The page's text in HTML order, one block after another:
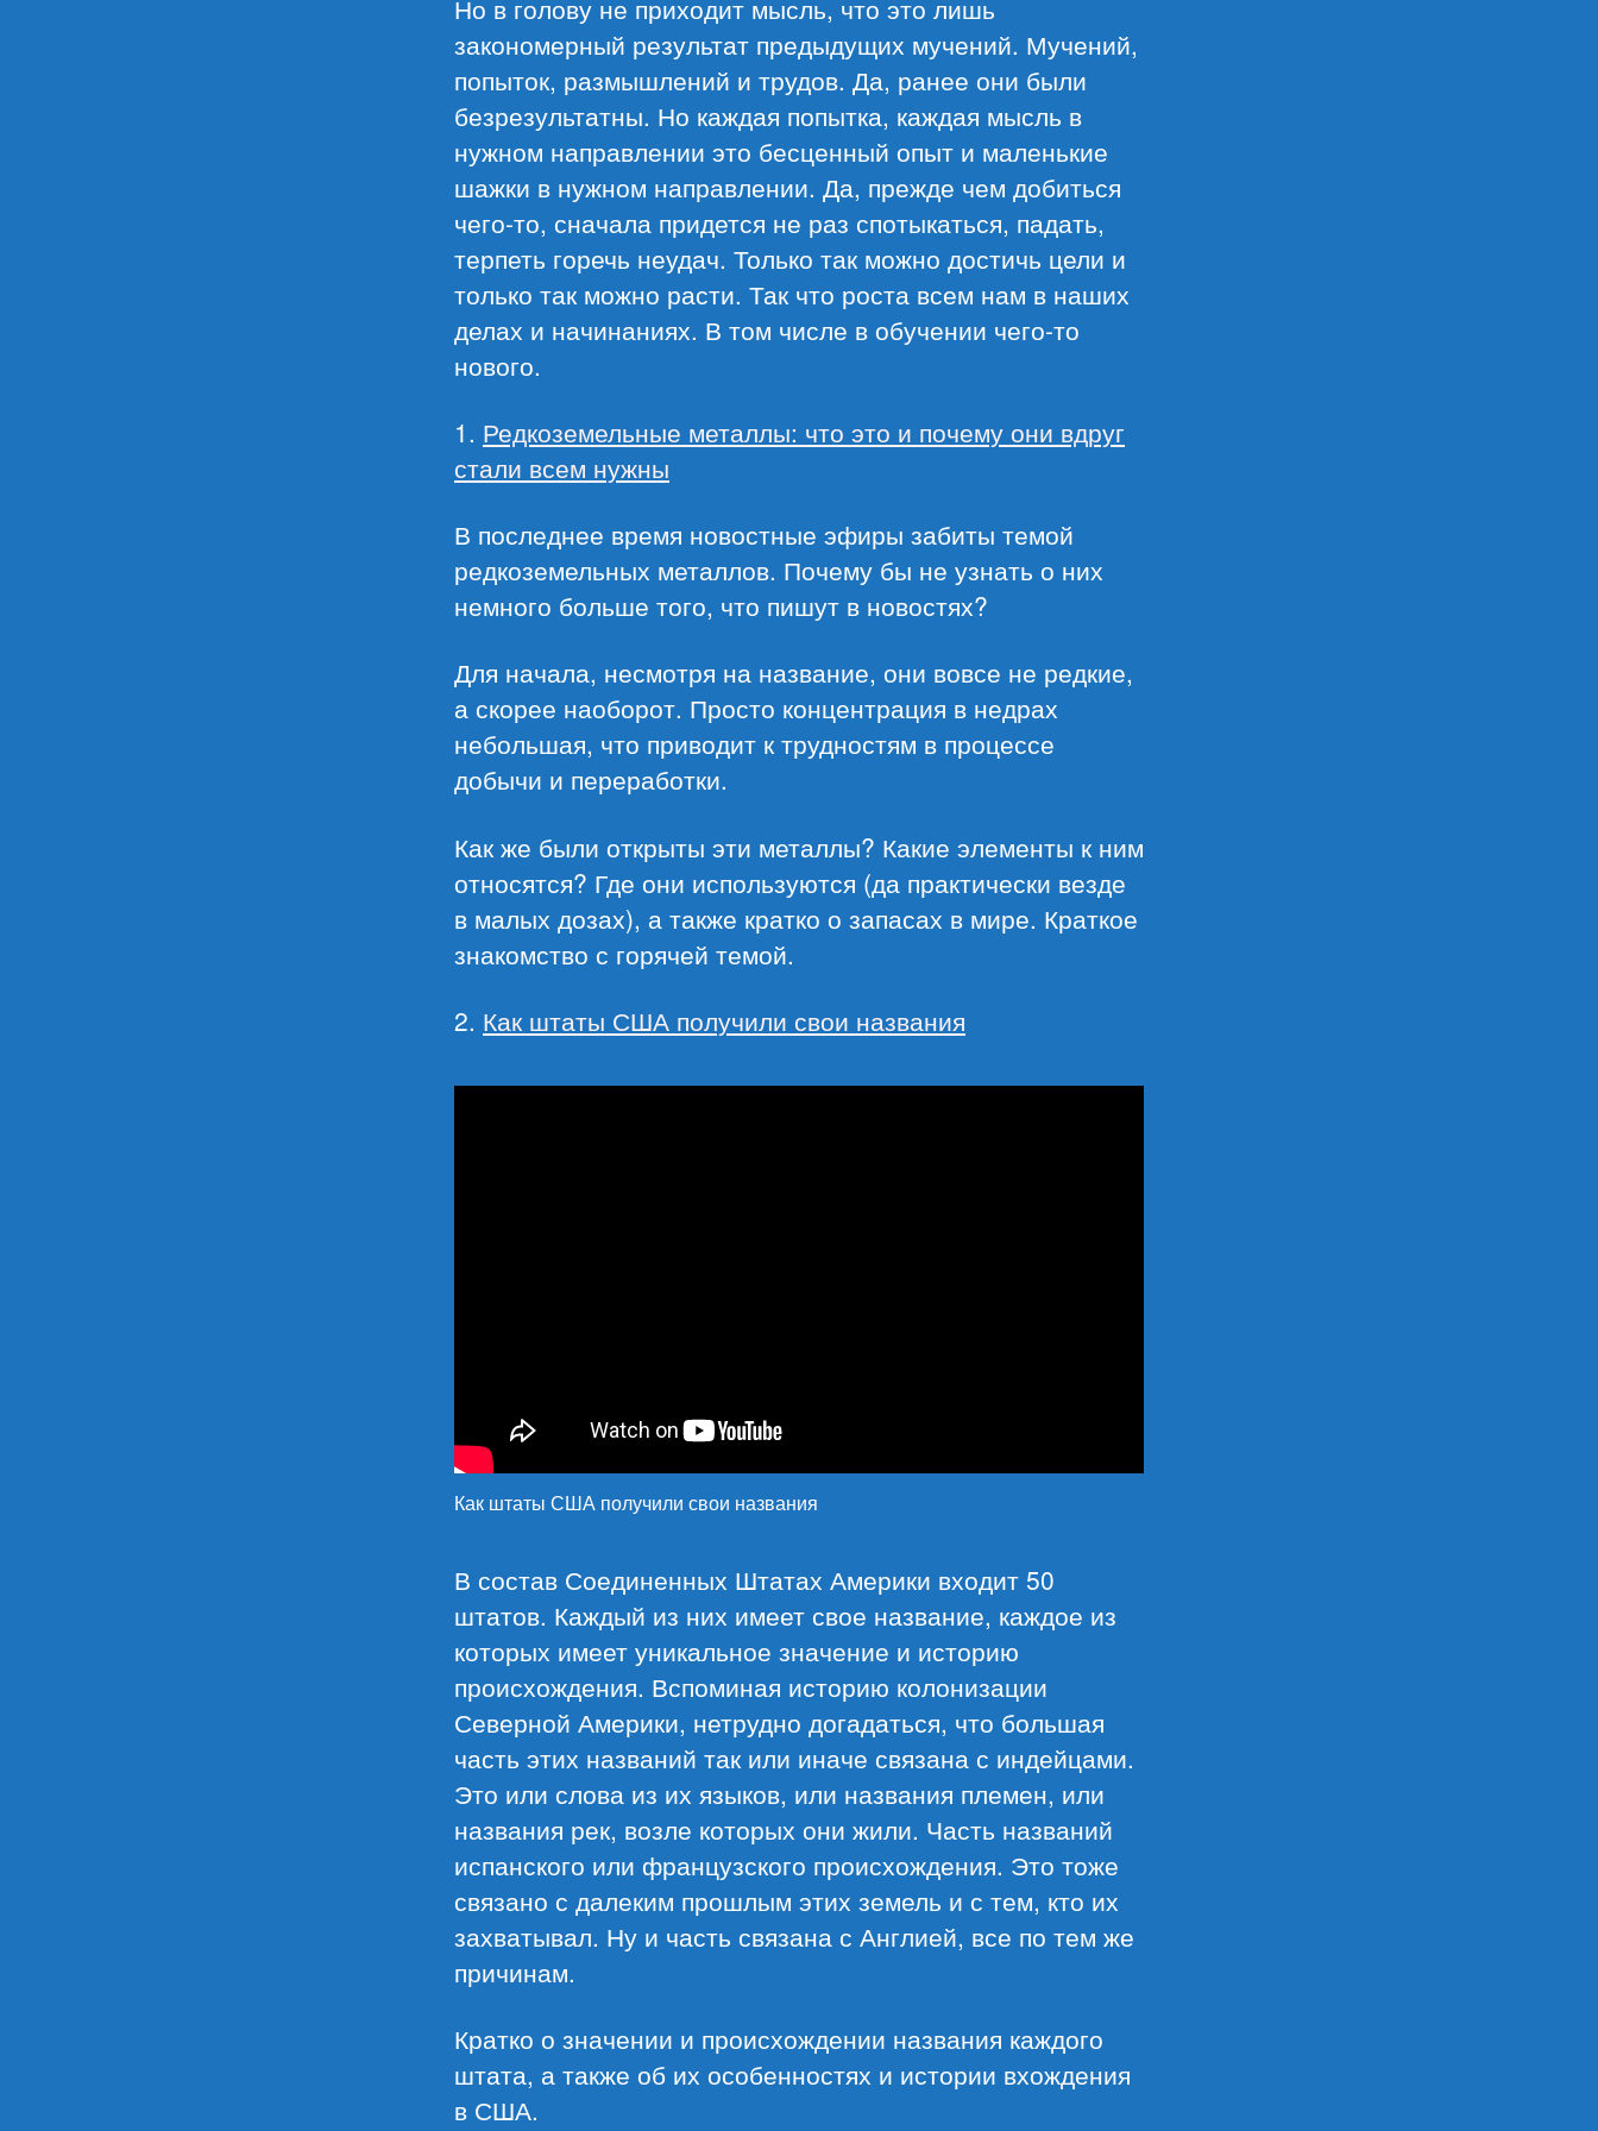
Но в голову не приходит мысль, что это лишь
закономерный результат предыдущих мучений. Мучений,
попыток, размышлений и трудов. Да, ранее они были
безрезультатны. Но каждая попытка, каждая мысль в
нужном направлении это бесценный опыт и маленькие
шажки в нужном направлении. Да, прежде чем добиться
чего-то, сначала придется не раз спотыкаться, падать,
терпеть горечь неудач. Только так можно достичь цели и
только так можно расти. Так что роста всем нам в наших
делах и начинаниях. В том числе в обучении чего-то
нового.
1. Редкоземельные металлы: что это и почему они вдруг
стали всем нужны
В последнее время новостные эфиры забиты темой
редкоземельных металлов. Почему бы не узнать о них
немного больше того, что пишут в новостях?
Для начала, несмотря на название, они вовсе не редкие,
а скорее наоборот. Просто концентрация в недрах
небольшая, что приводит к трудностям в процессе
добычи и переработки.
Как же были открыты эти металлы? Какие элементы к ним
относятся? Где они используются (да практически везде
в малых дозах), а также кратко о запасах в мире. Краткое
знакомство с горячей темой.
2. Как штаты США получили свои названия
Как штаты США получили свои названия
В состав Соединенных Штатах Америки входит 50
штатов. Каждый из них имеет свое название, каждое из
которых имеет уникальное значение и историю
происхождения. Вспоминая историю колонизации
Северной Америки, нетрудно догадаться, что большая
часть этих названий так или иначе связана с индейцами.
Это или слова из их языков, или названия племен, или
названия рек, возле которых они жили. Часть названий
испанского или французского происхождения. Это тоже
связано с далеким прошлым этих земель и с тем, кто их
захватывал. Ну и часть связана с Англией, все по тем же
причинам.
Кратко о значении и происхождении названия каждого
штата, а также об их особенностях и истории вхождения
в США.